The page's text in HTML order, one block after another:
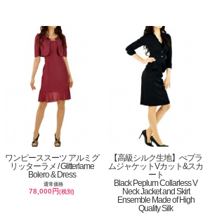
ワンピーススーツ アルミグ
リッターラメ / Glitterlame
Bolero & Dress
通常価格
78,000円(税別)
【高級シルク生地】ぺプラ
ムジャケットVカット&スカ
ート
Black Peplum Collarless V
Neck Jacket and Skirt
Ensemble Made of High
Quality Silk